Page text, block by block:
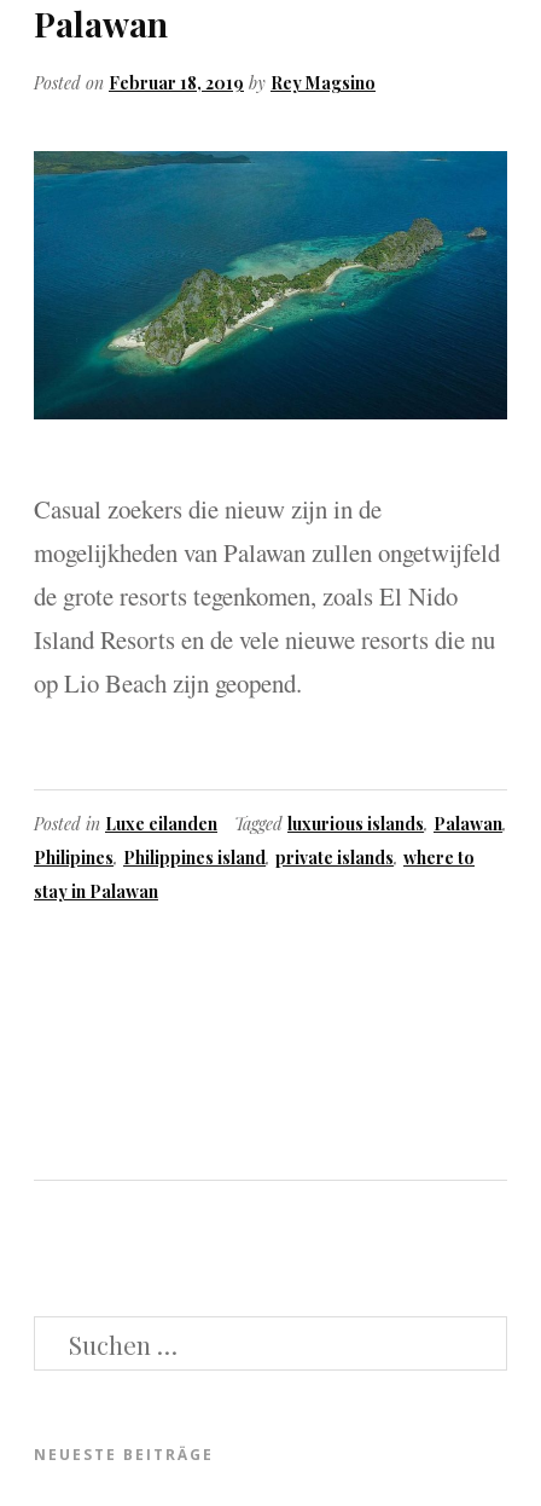
Palawan
Posted on Februar 18, 2019 by Rey Magsino
Casual zoekers die nieuw zijn in de
mogelijkheden van Palawan zullen ongetwijfeld
de grote resorts tegenkomen, zoals El Nido
Island Resorts en de vele nieuwe resorts die nu
op Lio Beach zijn geopend.
Posted in Luxe eilanden Tagged luxurious islands, Palawan,
Philipines, Philippines island, private islands, where to
stay in Palawan
NEUESTE BEITRÄGE